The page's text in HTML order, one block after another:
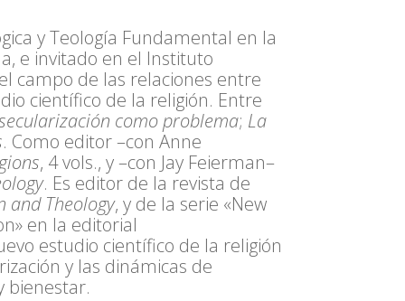
y Teología Fundamental en la
e invitado en el Instituto
campo de las relaciones entre
científico de la religión. Entre
como problema; La
. Como editor –con Anne
, 4 vols., y –con Jay Feierman–
. Es editor de la revista de
and Theology, y de la serie «New
en la editorial
estudio científico de la religión
y las dinámicas de
bienestar.